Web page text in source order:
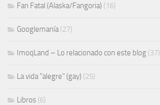
Fan Fatal (Alaska/Fangoria) (16)
Googlemanía(27)
ImoqLand – Lo relacionado con este blog (37)
La vida "alegre" (gay) (25)
Libros (6)